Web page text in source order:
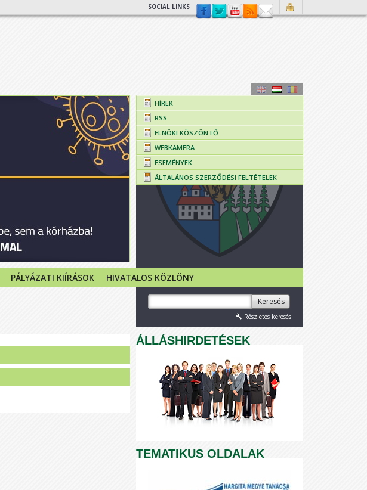
SOCIAL LINKS
HÍREK
RSS
ELNÖKI KÖSZÖNTŐ
WEBKAMERA
ESEMÉNYEK
ÁLTALÁNOS SZERZŐDÉSI FELTÉTELEK
PÁLYÁZATI KIÍRÁSOK HIVATALOS KÖZLÖNY
Keresés
Részletes keresés
ÁLLÁSHIRDETÉSEK
TEMATIKUS OLDALAK